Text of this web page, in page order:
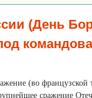
(День
(во
сражение